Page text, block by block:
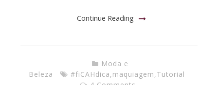
Continue Reading
Moda e
Beleza
#fiCAHdica,maquiagem,Tutorial